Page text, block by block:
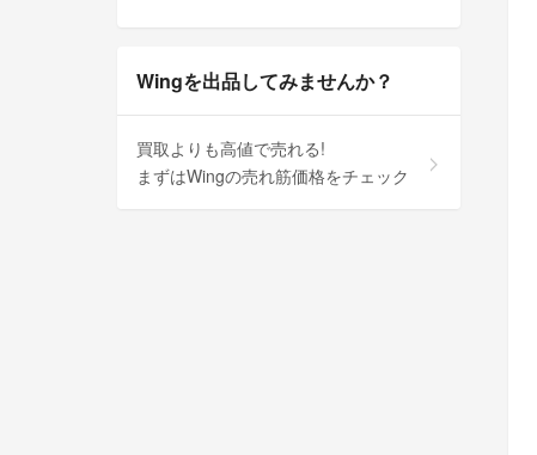
Wingを出品してみませんか？
買取よりも高値で売れる!
まずはWingの売れ筋価格をチェック